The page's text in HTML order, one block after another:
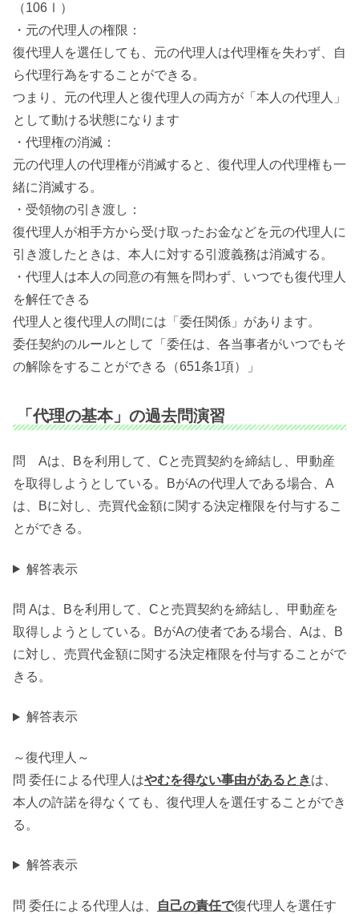
（106Ⅰ）
・元の代理人の権限：
復代理人を選任しても、元の代理人は代理権を失わず、自
ら代理行為をすることができる。
つまり、元の代理人と復代理人の両方が「本人の代理人」
として動ける状態になります
・代理権の消滅：
元の代理人の代理権が消滅すると、復代理人の代理権も一
緒に消滅する。
・受領物の引き渡し：
復代理人が相手方から受け取ったお金などを元の代理人に
引き渡したときは、本人に対する引渡義務は消滅する。
・代理人は本人の同意の有無を問わず、いつでも復代理人
を解任できる
代理人と復代理人の間には「委任関係」があります。
委任契約のルールとして「委任は、各当事者がいつでもそ
の解除をすることができる（651条1項）」
「代理の基本」の過去問演習
問 Aは、Bを利用して、Cと売買契約を締結し、甲動産
を取得しようとしている。BがAの代理人である場合、A
は、Bに対し、売買代金額に関する決定権限を付与するこ
とができる。
解答表示
問 Aは、Bを利用して、Cと売買契約を締結し、甲動産を
取得しようとしている。BがAの使者である場合、Aは、B
に対し、売買代金額に関する決定権限を付与することがで
きる。
解答表示
～復代理人～
問 委任による代理人はやむを得ない事由があるときは、
本人の許諾を得なくても、復代理人を選任することができ
る。
解答表示
問 委任による代理人は、 自己の責任で復代理人を選任す